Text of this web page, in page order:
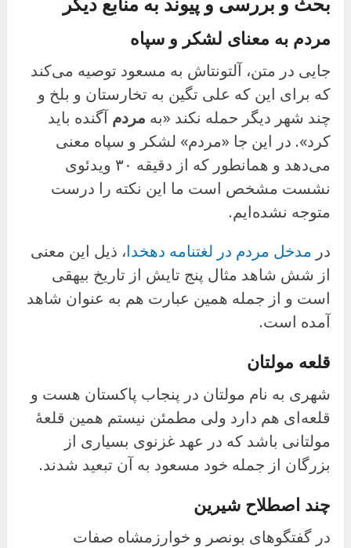
مردم به معنای لشکر و سپاه
جایی در متن، آلتونتاش به مسعود توصیه می‌کند
که برای این که علی تگین به تخارستان و بلخ و
چند شهر دیگر حمله نکند «به مردمآگنده باید
کرد». در این جا «مردم» لشکر و سپاه معنی
می‌دهد و همانطور که از دقیقه ۳۰ ویدئوی
نشست مشخص است ما این نکته را درست
متوجه نشده‌ایم.
در مدخل مردم در لغتنامه دهخدا، ذیل این معنی
از شش شاهد مثال پنج تایش از تاریخ بیهقی
است و از جمله همین عبارت هم به عنوان شاهد
آمده است.
قلعه مولتان
شهری به نام مولتان در پنجاب پاکستان هست و
قلعه‌ای هم دارد ولی مطمئن نیستم همین قلعهٔ
مولتانی باشد که در عهد غزنوی بسیاری از
بزرگان از جمله خود مسعود به آن تبعید شدند.
چند اصطلاح شیرین
در گفتگوهای بونصر و خوارزمشاه صفات